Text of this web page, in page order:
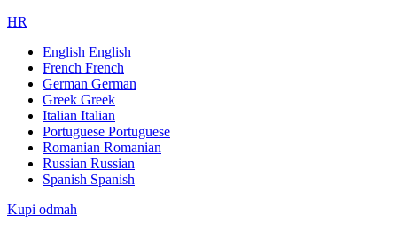
HR
English English
French French
German German
Greek Greek
Italian Italian
Portuguese Portuguese
Romanian Romanian
Russian Russian
Spanish Spanish
Kupi odmah